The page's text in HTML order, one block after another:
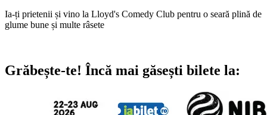
Ia-ți prietenii și vino la Lloyd's Comedy Club pentru o seară plină de
glume bune și multe râsete
Grăbește-te! Încă mai găsești bilete la: